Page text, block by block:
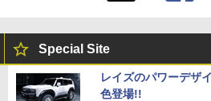
Special Site
レイズのパワーデザ
色登場!!